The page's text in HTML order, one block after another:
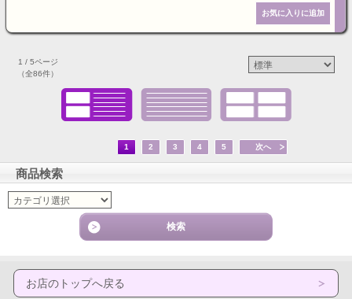
1 / 5ページ
（全86件）
1 2 3 4 5 次へ
商品検索
お店のトップへ戻る